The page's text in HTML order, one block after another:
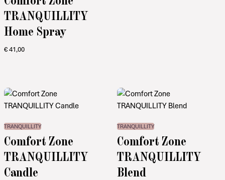
TRANQUILLITY
Home Spray
€41,00
TRANQUILLITY
Comfort Zone
TRANQUILLITY
Candle
TRANQUILLITY
Comfort Zone
TRANQUILLITY
Blend